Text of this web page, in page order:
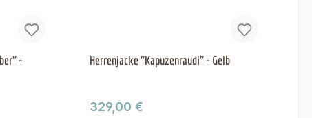
-
Herrenjacke "Kapuzenraudi" - Gelb
Regulärer Preis:
329,00 €